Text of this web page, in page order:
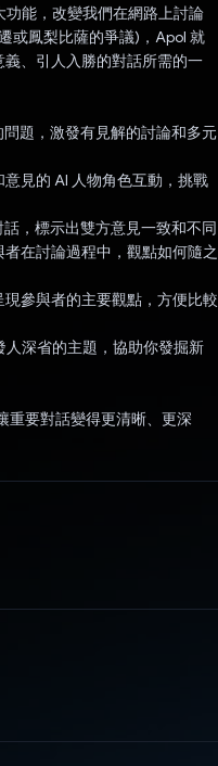
能，改變我們在網路上討論
或鳳梨比薩的爭議)，Apol 就
、引人入勝的對話所需的一
題，激發有見解的討論和多元
見的 AI 人物角色互動，挑戰
，標示出雙方意見一致和不同
在討論過程中，觀點如何隨之
參與者的主要觀點，方便比較
深省的主題，協助你發掘新
重要對話變得更清晰、更深